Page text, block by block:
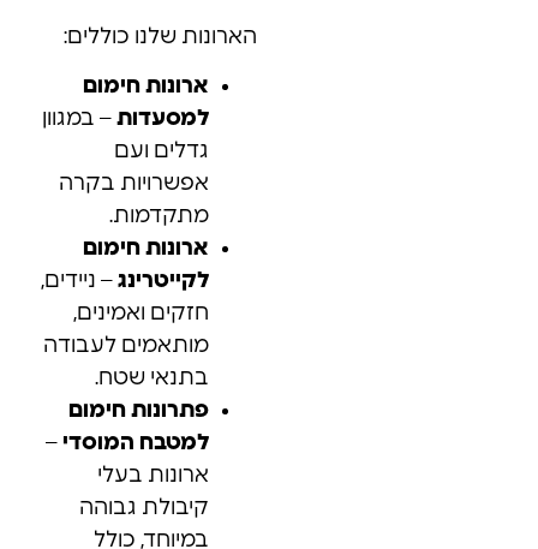
הארונות שלנו כוללים:
ארונות חימום
למסעדות – במגוון
גדלים ועם
אפשרויות בקרה
מתקדמות.
ארונות חימום
לקייטרינג – ניידים,
חזקים ואמינים,
מותאמים לעבודה
בתנאי שטח.
פתרונות חימום
למטבח המוסדי –
ארונות בעלי
קיבולת גבוהה
במיוחד, כולל